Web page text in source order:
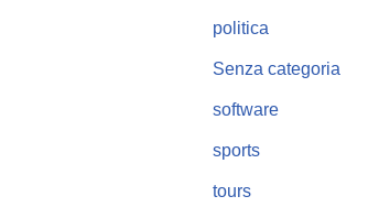
politica
Senza categoria
software
sports
tours